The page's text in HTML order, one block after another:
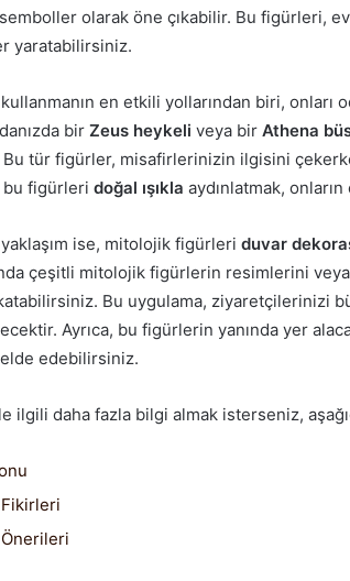
olarak öne çıkabilir. Bu figürleri,
yaratabilirsiniz.
en etkili yollarından biri, onları
bir Zeus heykeli veya bir Athena
tür figürler, misafirlerinizin ilgisini
bu figürleri doğal ışıkla aydınlatmak,
yaklaşım ise, mitolojik figürleri duvar
çeşitli mitolojik figürlerin resimlerini
katabilirsiniz. Bu uygulama, ziyaretçilerinizi
Ayrıca, bu figürlerin yanında yer
edebilirsiniz.
ilgili daha fazla bilgi almak isterseniz,